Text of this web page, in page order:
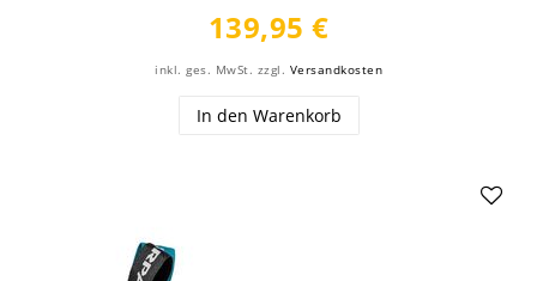
139,95 €
inkl. ges. MwSt. zzgl. Versandkosten
In den Warenkorb